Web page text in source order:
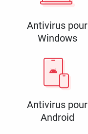
Antivirus pour
Windows
Antivirus pour
Android